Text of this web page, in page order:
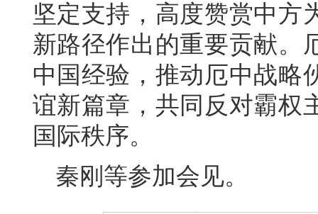
坚定支持，高度赞赏中方
新路径作出的重要贡献。
中国经验，推动厄中战略
谊新篇章，共同反对霸权
国际秩序。
秦刚等参加会见。